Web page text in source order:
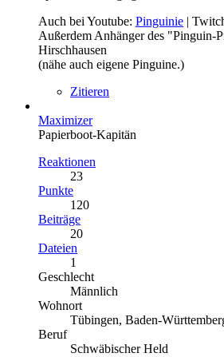
Auch bei Youtube: Pinguinie |
Außerdem Anhänger des "Pinguin-
Hirschhausen
(nähe auch eigene Pinguine.)
Zitieren
Maximizer
Papierboot-Kapitän
Reaktionen
23
Punkte
120
Beiträge
20
Dateien
1
Geschlecht
Männlich
Wohnort
Tübingen, Baden-
Beruf
Schwäbischer Held